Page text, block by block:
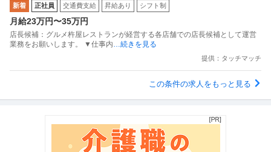
新着 正社員 交通費支給 昇給あり シフト制
月給23万円〜35万円
店長候補：グルメ杵屋レストランが経営する各店舗での店長候補として運営
業務をお願いします。 ▼仕事内 …続きを見る
提供：タッチマッチ
この条件の求人をもっと見る